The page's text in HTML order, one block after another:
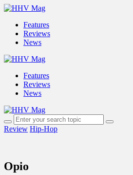
Features
Reviews
News
Features
Reviews
News
Review Hip-Hop
Opio